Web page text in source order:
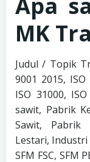
Apa
MK
Judul / Topik
9001 2015, ISO
ISO 31000,
sawit, Pabrik
Sawit, Pabrik
Lestari, Industri
SFM FSC, SFM